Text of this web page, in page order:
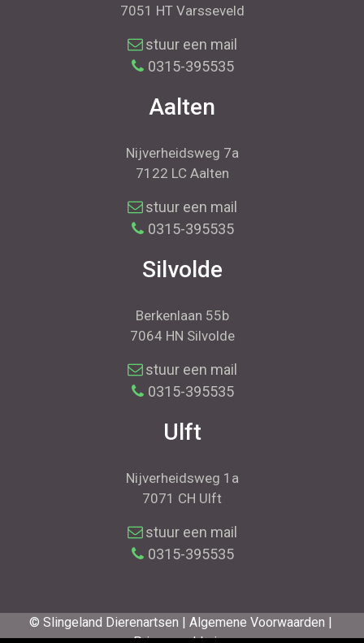
7051 HT Varsseveld
stuur een mail
0315-395535
Aalten
Nijverheidsweg 7a
7122 LC Aalten
stuur een mail
0315-395535
Silvolde
Berkenlaan 55b
7064 HN Silvolde
stuur een mail
0315-395535
Ulft
Nijverheidsweg 1a
7071 CH Ulft
stuur een mail
0315-395535
© Slingeland Dierenartsen | Algemene Voorwaarden |